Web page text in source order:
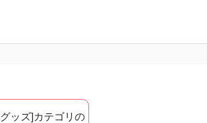
ッズ]カテゴリの